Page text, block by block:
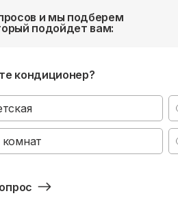
и мы подберем
подойдет вам:
кондиционер?